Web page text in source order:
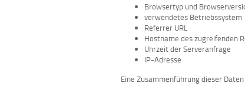
Browsertyp und
verwendetes Betriebssystem
Referrer URL
Hostname des zugreifenden
Uhrzeit der Serveranfrage
IP-Adresse
Eine Zusammenführung dieser